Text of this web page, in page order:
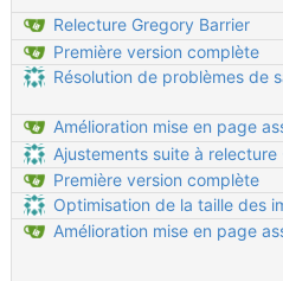
Relecture Gregory Barrier
Première version complète
Première version complète